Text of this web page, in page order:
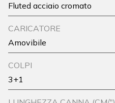
Fluted acciaio cromato
CARICATORE
Amovibile
COLPI
3+1